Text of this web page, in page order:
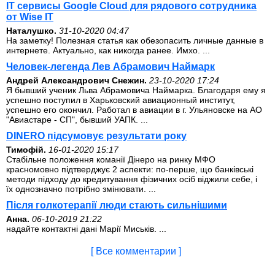
IT сервисы Google Cloud для рядового сотрудника
от Wise IT
Наталушко. 31-10-2020 04:47
На заметку! Полезная статья как обезопасить личные данные в
интернете. Актуально, как никогда ранее. Имхо. ...
Человек-легенда Лев Абрамович Наймарк
Андрей Александрович Снежин. 23-10-2020 17:24
Я бывший ученик Льва Абрамовича Наймарка. Благодаря ему я
успешно поступил в Харьковский авиационный институт,
успешно его окончил. Работал в авиации в г. Ульяновске на АО
"Авиастаре - СП", бывший УАПК. ...
DINERO підсумовує результати року
Тимофій. 16-01-2020 15:17
Стабільне положення команії Дінеро на ринку МФО
красномовно підтверджує 2 аспекти: по-перше, що банківські
методи підходу до кредитування фізичних осіб віджили себе, і
їх однозначно потрібно змінювати. ...
Після голкотерапії люди стають сильнішими
Анна. 06-10-2019 21:22
надайте контактні дані Марії Миськів. ...
[ Все комментарии ]